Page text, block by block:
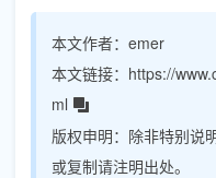
本文作者： emer
本文链接： https://
ml
版权申明： 除非特别说
或复制请注明出处。